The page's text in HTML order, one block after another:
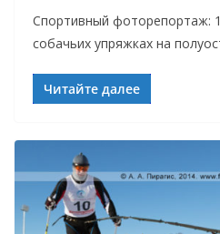
Спортивный фоторепортаж:
собачьих упряжках на
Читайте далее